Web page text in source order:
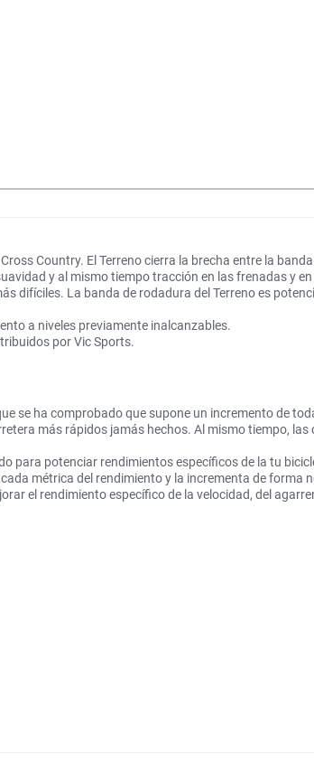
Country. El Terreno cierra la brecha entre la
y al mismo tiempo tracción en las frenadas y
difíciles. La banda de rodadura del Terreno es
a niveles previamente inalcanzables.
por Vic Sports.
se ha comprobado que supone un incremento de
más rápidos jamás hechos. Al mismo tiempo,
para potenciar rendimientos específicos de la tu
métrica del rendimiento y la incrementa de forma
el rendimiento específico de la velocidad, del